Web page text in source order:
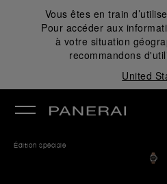
Vous êtes en train
Pour accéder aux
à votre situation
recommandons
United
Édition spéciale